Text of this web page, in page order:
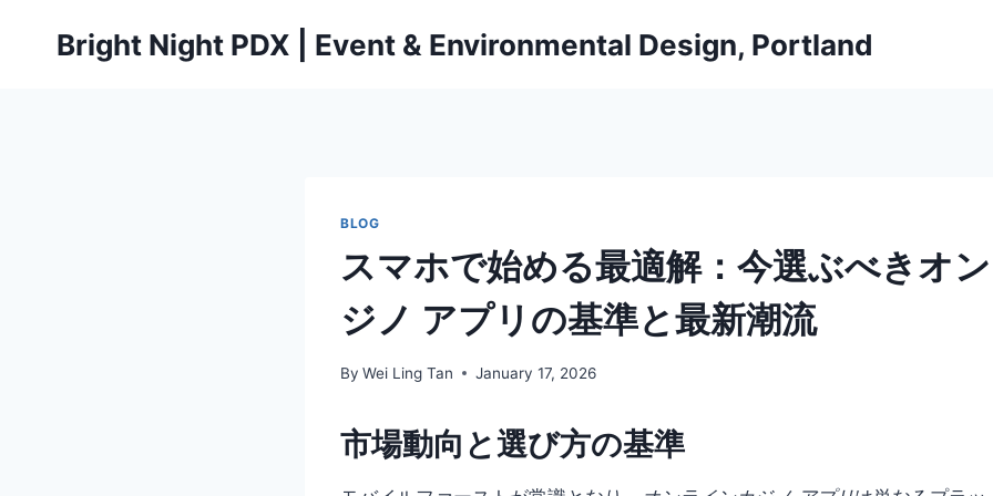
Bright Night PDX | Event & Environmental Design, Portland
BLOG
スマホで始める最適解：今選ぶべきオ
ジノ アプリの基準と最新潮流
By Wei Ling Tan January 17, 2026
市場動向と選び方の基準